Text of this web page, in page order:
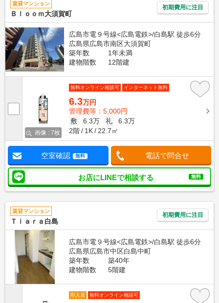
賃貸マンション
Ｂｌｏｏｍ大須賀町
初期費用に注目
広島市電９号線<広島電鉄>/白島駅 徒歩6分
広島県広島市南区大須賀町
築年数
1年未満
建物階数
12階建
画像 : 7枚
無料オンライン相談可 インターネット無料
6.3万円
管理費等：5,000円
敷
6.3万 礼
6.3万
2階
1K 22.7㎡
空室確認 無料 電話で問合せ
お店にLINEで相談する 無料
賃貸マンション
Ｔｉａｒａ白島
初期費用に注目
広島市電９号線<広島電鉄>/白島駅 徒歩6分
広島県広島市中区白島中町
築年数
築40年
建物階数
5階建
即入居 無料オンライン相談可